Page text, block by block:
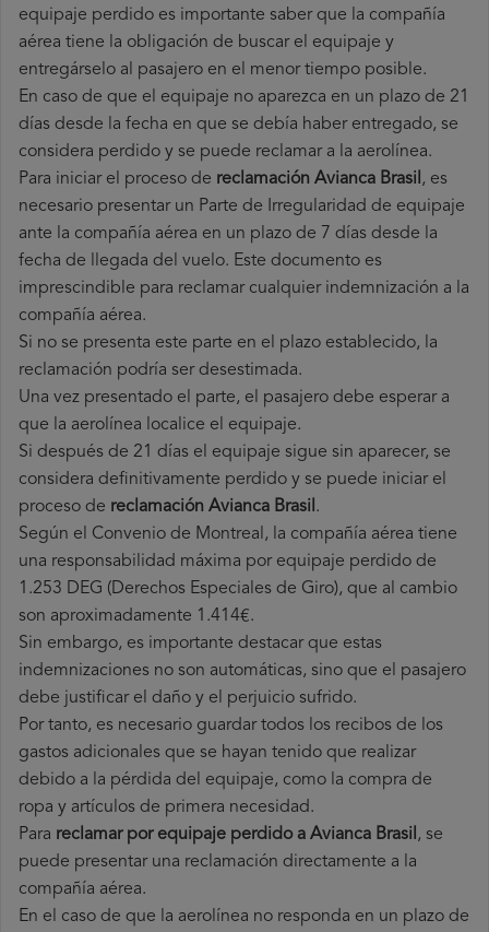
equipaje perdido es importante saber que la compañía
aérea tiene la obligación de buscar el equipaje y
entregárselo al pasajero en el menor tiempo posible.
En caso de que el equipaje no aparezca en un plazo de 21
días desde la fecha en que se debía haber entregado, se
considera perdido y se puede reclamar a la aerolínea.
Para iniciar el proceso de reclamación Avianca Brasil, es
necesario presentar un Parte de Irregularidad de equipaje
ante la compañía aérea en un plazo de 7 días desde la
fecha de llegada del vuelo. Este documento es
imprescindible para reclamar cualquier indemnización a la
compañía aérea.
Si no se presenta este parte en el plazo establecido, la
reclamación podría ser desestimada.
Una vez presentado el parte, el pasajero debe esperar a
que la aerolínea localice el equipaje.
Si después de 21 días el equipaje sigue sin aparecer, se
considera definitivamente perdido y se puede iniciar el
proceso de reclamación Avianca Brasil.
Según el Convenio de Montreal, la compañía aérea tiene
una responsabilidad máxima por equipaje perdido de
1.253 DEG (Derechos Especiales de Giro), que al cambio
son aproximadamente 1.414€.
Sin embargo, es importante destacar que estas
indemnizaciones no son automáticas, sino que el pasajero
debe justificar el daño y el perjuicio sufrido.
Por tanto, es necesario guardar todos los recibos de los
gastos adicionales que se hayan tenido que realizar
debido a la pérdida del equipaje, como la compra de
ropa y artículos de primera necesidad.
Para reclamar por equipaje perdido a Avianca Brasil, se
puede presentar una reclamación directamente a la
compañía aérea.
En el caso de que la aerolínea no responda en un plazo de